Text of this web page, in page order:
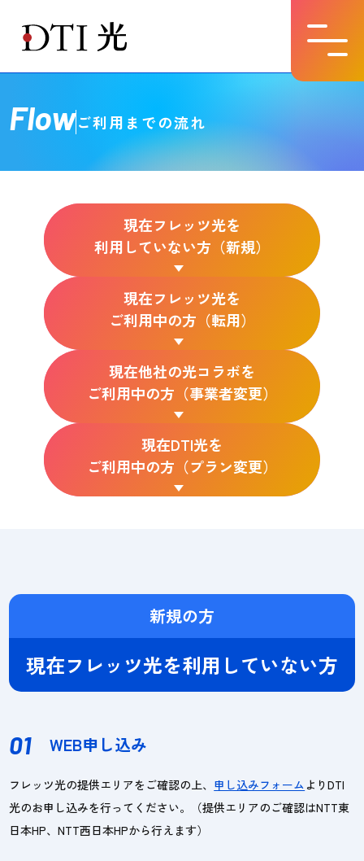
Flowご利用までの流れ
現在フレッツ光を
利用していない方（新規）
現在フレッツ光を
ご利用中の方（転用）
現在他社の光コラボを
ご利用中の方（事業者変更）
現在DTI光を
ご利用中の方（プラン変更）
新規の方
現在フレッツ光を利用していない方
01 WEB申し込み
フレッツ光の提供エリアをご確認の上、 申し込みフォーム よりDTI
光のお申し込みを行ってください。（提供エリアのご確認はNTT東
日本HP、NTT西日本HPから行えます）